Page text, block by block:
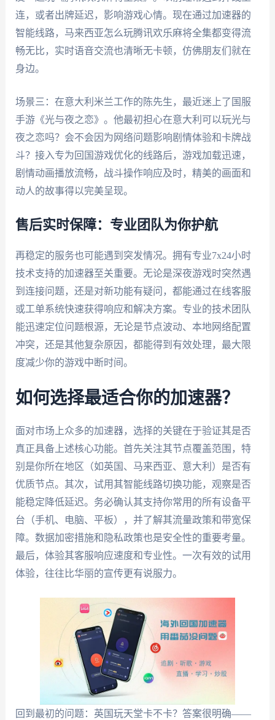
连，或者出牌延迟，影响游戏心情。现在通过加速器的
智能线路，马来西亚怎么玩腾讯欢乐麻将全集都变得流
畅无比，实时语音交流也清晰无卡顿，仿佛朋友们就在
身边。
场景三：在意大利米兰工作的陈先生，最近迷上了国服
手游《光与夜之恋》。他最初担心在意大利可以玩光与
夜之恋吗？会不会因为网络问题影响剧情体验和卡牌战
斗？接入专为回国游戏优化的线路后，游戏加载迅速，
剧情动画播放流畅，战斗操作响应及时，精美的画面和
动人的故事得以完美呈现。
售后实时保障：专业团队为你护航
再稳定的服务也可能遇到突发情况。拥有专业7x24小时
技术支持的加速器至关重要。无论是深夜游戏时突然遇
到连接问题，还是对新功能有疑问，都能通过在线客服
或工单系统快速获得响应和解决方案。专业的技术团队
能迅速定位问题根源，无论是节点波动、本地网络配置
冲突，还是其他复杂原因，都能得到有效处理，最大限
度减少你的游戏中断时间。
如何选择最适合你的加速器？
面对市场上众多的加速器，选择的关键在于验证其是否
真正具备上述核心功能。首先关注其节点覆盖范围，特
别是你所在地区（如英国、马来西亚、意大利）是否有
优质节点。其次，试用其智能线路切换功能，观察是否
能稳定降低延迟。务必确认其支持你常用的所有设备平
台（手机、电脑、平板），并了解其流量政策和带宽保
障。数据加密措施和隐私政策也是安全性的重要考量。
最后，体验其客服响应速度和专业性。一次有效的试用
体验，往往比华丽的宣传更有说服力。
回到最初的问题：英国玩天堂卡不卡？答案很明确——